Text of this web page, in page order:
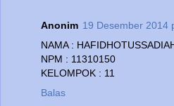
Anonim 19 Desember 2014
NAMA :
NPM : 11310150
KELOMPOK : 11
Balas